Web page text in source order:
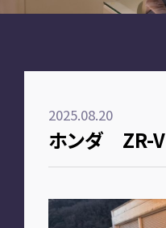
2025.08.20
ホンダ ZR-V
A2Mについて
FAQ
お客様の声